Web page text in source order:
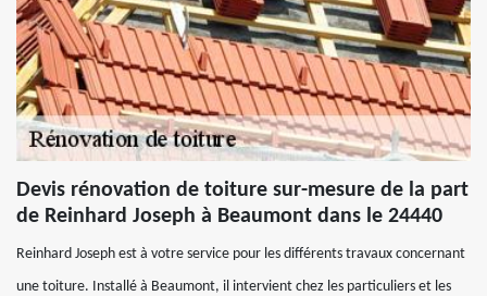
Devis rénovation de toiture sur-mesure de la part
de Reinhard Joseph à Beaumont dans le 24440
Reinhard Joseph est à votre service pour les différents travaux concernant
une toiture. Installé à Beaumont, il intervient chez les particuliers et les